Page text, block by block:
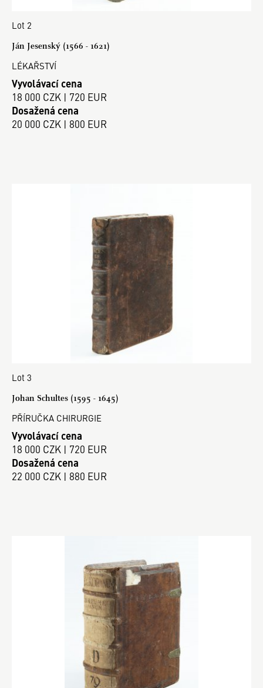
Lot 2
Ján Jesenský (1566 - 1621)
LÉKAŘSTVÍ
Vyvolávací cena
18 000 CZK | 720 EUR
Dosažená cena
20 000 CZK | 800 EUR
Lot 3
Johan Schultes (1595 - 1645)
PŘÍRUČKA CHIRURGIE
Vyvolávací cena
18 000 CZK | 720 EUR
Dosažená cena
22 000 CZK | 880 EUR